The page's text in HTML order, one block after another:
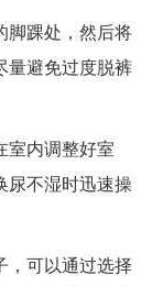
脚踝处，然后将
量避免过度脱裤
室内调整好室
尿不湿时迅速操
，可以通过选择